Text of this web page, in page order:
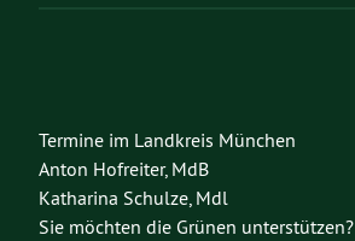
Termine im Landkreis München
Anton Hofreiter, MdB
Katharina Schulze, Mdl
Sie möchten die Grünen unterstützen?